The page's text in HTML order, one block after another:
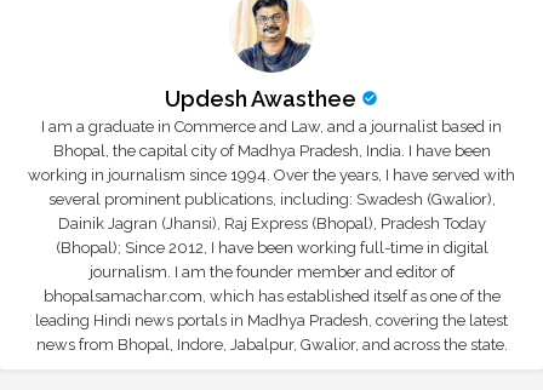
Updesh Awasthee
I am a graduate in Commerce and Law, and a journalist based in
Bhopal, the capital city of Madhya Pradesh, India. I have been
working in journalism since 1994. Over the years, I have served with
several prominent publications, including: Swadesh (Gwalior),
Dainik Jagran (Jhansi), Raj Express (Bhopal), Pradesh Today
(Bhopal); Since 2012, I have been working full-time in digital
journalism. I am the founder member and editor of
bhopalsamachar.com, which has established itself as one of the
leading Hindi news portals in Madhya Pradesh, covering the latest
news from Bhopal, Indore, Jabalpur, Gwalior, and across the state.